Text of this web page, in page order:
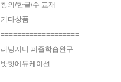
창의/한글/수 교재
기타상품
===================
러닝저니 퍼즐학습완구
밧핫에듀케이션